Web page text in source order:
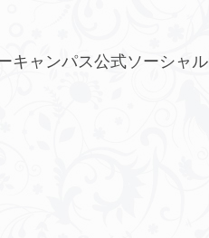
キャンパス公式ソーシャル